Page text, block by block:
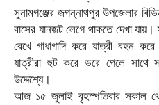
সুনামগঞ্জের জগন্নাথপুর উপজেলার
বাসের যানজট লেগে থাকতে দেখা যায়।
রেখে গাধাগাদি করে যাত্রী বহন
যাত্রীরা হুট করে ভরে গেলে সাথে
উদ্দেশ্যে।
আজ ১৫ জুলাই বৃহস্পতিবার সকাল